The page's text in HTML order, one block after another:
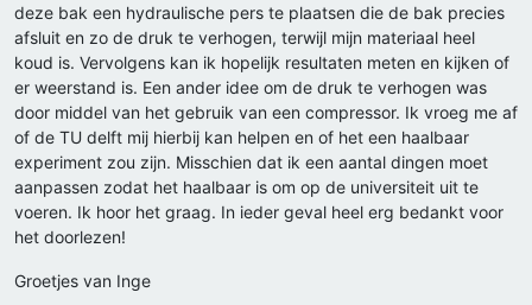
deze bak een hydraulische pers te plaatsen die de bak precies
afsluit en zo de druk te verhogen, terwijl mijn materiaal heel
koud is. Vervolgens kan ik hopelijk resultaten meten en kijken of
er weerstand is. Een ander idee om de druk te verhogen was
door middel van het gebruik van een compressor. Ik vroeg me af
of de TU delft mij hierbij kan helpen en of het een haalbaar
experiment zou zijn. Misschien dat ik een aantal dingen moet
aanpassen zodat het haalbaar is om op de universiteit uit te
voeren. Ik hoor het graag. In ieder geval heel erg bedankt voor
het doorlezen!
Groetjes van Inge